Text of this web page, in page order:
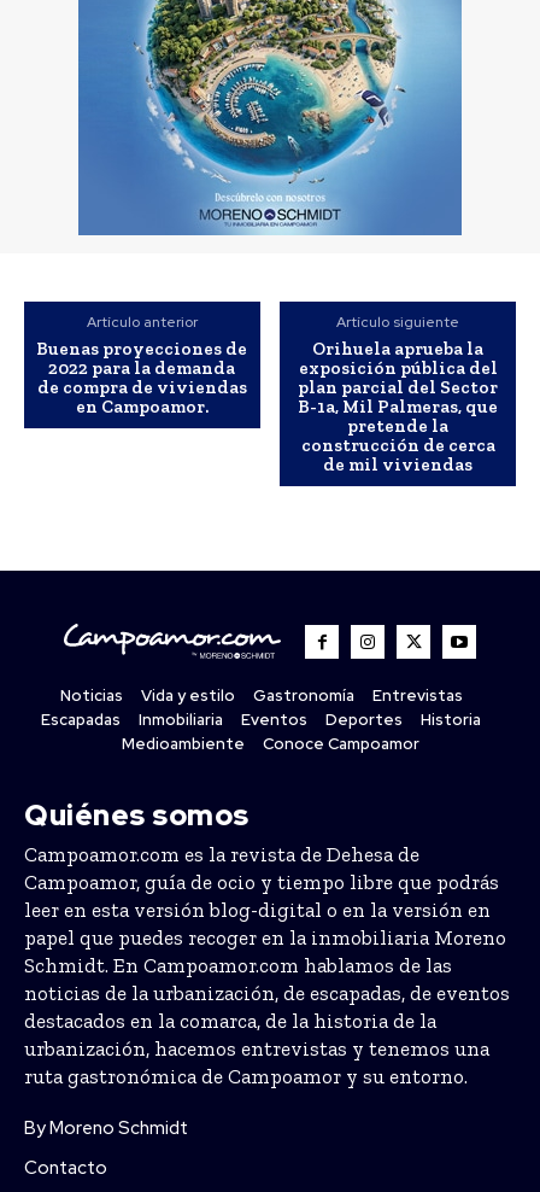
Artículo anterior
Buenas proyecciones de
2022 para la demanda
de compra de viviendas
en Campoamor.
Artículo siguiente
Orihuela aprueba la
exposición pública del
plan parcial del Sector
B-1a, Mil Palmeras, que
pretende la
construcción de cerca
de mil viviendas
Noticias Vida y estilo Gastronomía
Entrevistas
Escapadas
Inmobiliaria Eventos Deportes
Historia
Medioambiente
Conoce Campoamor
Quiénes somos
Campoamor.com es la revista de Dehesa de
Campoamor, guía de ocio y tiempo libre que podrás
leer en esta versión blog-digital o en la versión en
papel que puedes recoger en la inmobiliaria Moreno
Schmidt. En Campoamor.com hablamos de las
noticias de la urbanización, de escapadas, de eventos
destacados en la comarca, de la historia de la
urbanización, hacemos entrevistas y tenemos una
ruta gastronómica de Campoamor y su entorno.
By Moreno Schmidt
Contacto